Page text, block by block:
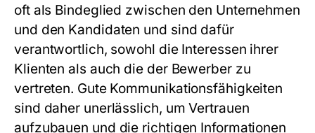
oft als Bindeglied zwischen den Unternehmen
und den Kandidaten und sind dafür
verantwortlich, sowohl die Interessen ihrer
Klienten als auch die der Bewerber zu
vertreten. Gute Kommunikationsfähigkeiten
sind daher unerlässlich, um Vertrauen
aufzubauen und die richtigen Informationen